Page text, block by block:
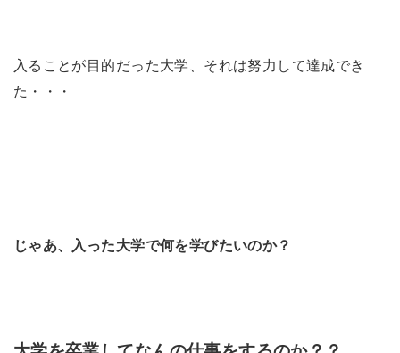
入ることが目的だった大学、それは努力して達成でき
た・・・
じゃあ、入った大学で何を学びたいのか？